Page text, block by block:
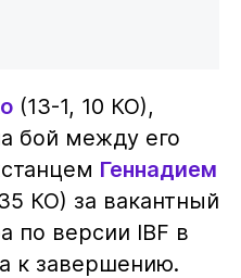
(13-1, 10 КО),
бой между его
Геннадием
КО) за вакантный
по версии IBF в
к завершению.